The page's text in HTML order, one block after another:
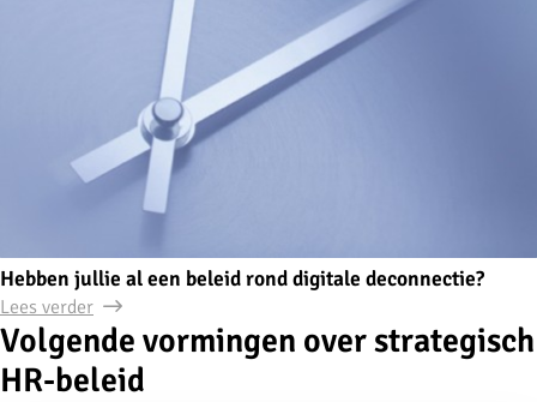
Hebben jullie al een beleid rond digitale deconnectie?
Lees verder
Volgende vormingen over strategisch
HR-beleid